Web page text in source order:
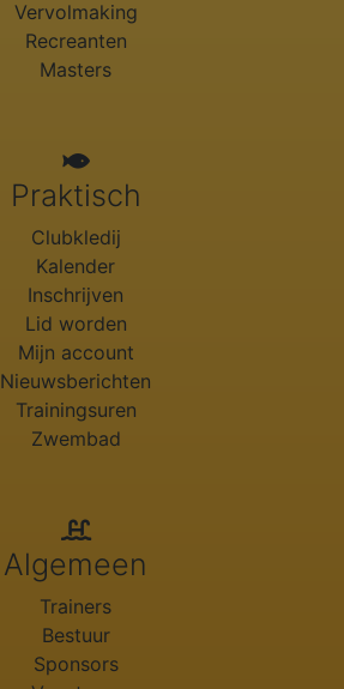
Vervolmaking
Recreanten
Masters
Praktisch
Clubkledij
Kalender
Inschrijven
Lid worden
Mijn account
Nieuwsberichten
Trainingsuren
Zwembad
Algemeen
Trainers
Bestuur
Sponsors